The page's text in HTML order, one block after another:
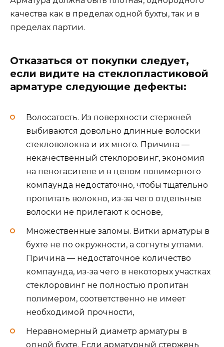
качества как в пределах одной бухты, так и в
пределах партии.
Отказаться от покупки следует,
если видите на стеклопластиковой
арматуре следующие дефекты:
Волосатость. Из поверхности стержней
выбиваются довольно длинные волоски
стекловолокна и их много. Причина —
некачественный стеклоровинг, экономия
на пеногасителе и в целом полимерного
компаунда недостаточно, чтобы тщательно
пропитать волокно, из-за чего отдельные
волоски не прилегают к основе,
Множественные заломы. Витки арматуры в
бухте не по окружности, а согнуты углами.
Причина — недостаточное количество
компаунда, из-за чего в некоторых участках
стеклоровинг не полностью пропитан
полимером, соответственно не имеет
необходимой прочности,
Неравномерный диаметр арматуры в
одной бухте. Если арматурный стержень